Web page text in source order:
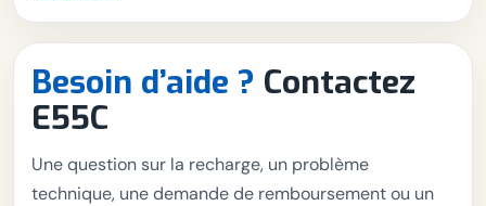
Besoin d’aide ? Contactez
E55C
Une question sur la recharge, un problème
technique, une demande de remboursement ou un